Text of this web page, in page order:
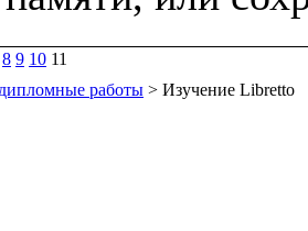
8 9 10 11
работы > Изучение Libretto